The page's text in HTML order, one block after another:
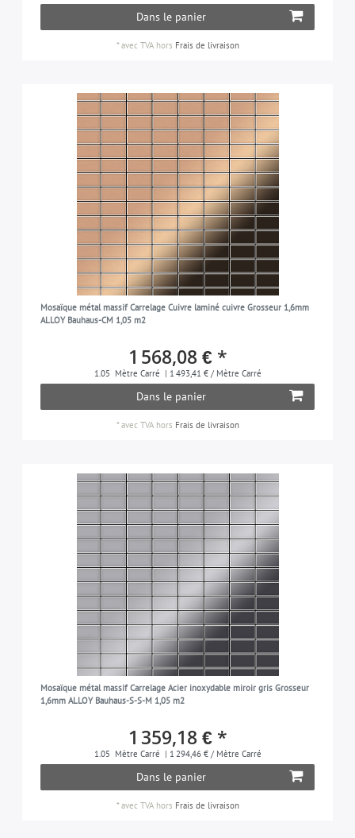
Dans le panier
*avec TVAhors Frais de livraison
Mosaïque métal massif Carrelage Cuivre laminé cuivre Grosseur 1,6mm
ALLOY Bauhaus-CM 1,05 m2
1 568,08 € *
1.05 Mètre Carré | 1 493,41 € / Mètre Carré
Dans le panier
*avec TVAhors Frais de livraison
Mosaïque métal massif Carrelage Acier inoxydable miroir gris Grosseur
1,6mm ALLOY Bauhaus-S-S-M 1,05 m2
1 359,18 € *
1.05 Mètre Carré | 1 294,46 € / Mètre Carré
Dans le panier
*avec TVAhors Frais de livraison